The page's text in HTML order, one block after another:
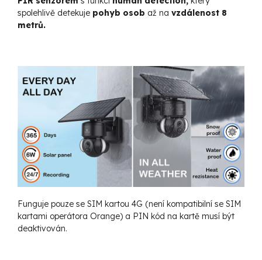
spolehlivě detekuje pohyb osob až na vzdálenost 8
metrů.
Funguje pouze se SIM kartou 4G (není kompatibilní se SIM
kartami operátora Orange) a PIN kód na kartě musí být
deaktivován.